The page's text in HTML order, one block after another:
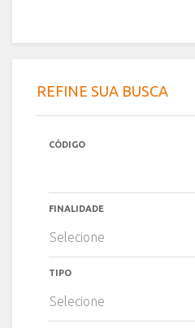
REFINE SUA BUSCA
CÓDIGO
FINALIDADE
Selecione
TIPO
Selecione